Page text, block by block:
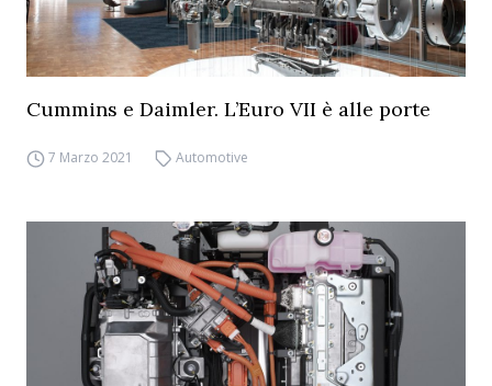
Cummins e Daimler. L’Euro VII è alle porte
7 Marzo 2021 Automotive